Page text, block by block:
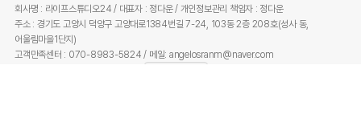
회사명 : 라이프스튜디오24 / 대표자 : 정다운 / 개인정보관리 책임자 : 정다운
주소 : 경기도 고양시 덕양구 고양대로1384번길 7-24, 103동 2층 208호(성사 동,
어울림마을1단지)
고객만족센터 : 070-8983-5824 / 메일: angelosranm@naver.com